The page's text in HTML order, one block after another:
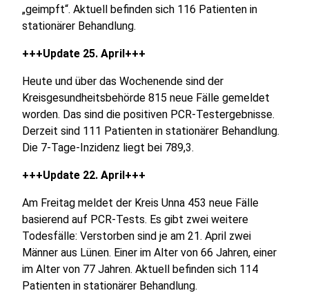
„geimpft“. Aktuell befinden sich 116 Patienten in
stationärer Behandlung.
+++Update 25. April+++
Heute und über das Wochenende sind der
Kreisgesundheitsbehörde 815 neue Fälle gemeldet
worden. Das sind die positiven PCR-Testergebnisse.
Derzeit sind 111 Patienten in stationärer Behandlung.
Die 7-Tage-Inzidenz liegt bei 789,3.
+++Update 22. April+++
Am Freitag meldet der Kreis Unna 453 neue Fälle
basierend auf PCR-Tests. Es gibt zwei weitere
Todesfälle: Verstorben sind je am 21. April zwei
Männer aus Lünen. Einer im Alter von 66 Jahren, einer
im Alter von 77 Jahren. Aktuell befinden sich 114
Patienten in stationärer Behandlung.